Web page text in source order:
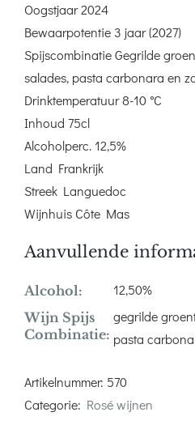
Oogstjaar 2024
Bewaarpotentie 3 jaar (2027)
Spijscombinatie Gegrilde
salades, pasta carbonara en
Drinktemperatuur 8-10 °C
Inhoud 75cl
Alcoholperc. 12,5%
Land Frankrijk
Streek Languedoc
Wijnhuis Côte Mas
Aanvullende
Alcohol: 12,50%
Wijn Spijs
Combinatie:
gegrilde
pasta
Artikelnummer: 570
Categorie: Rosé wijnen